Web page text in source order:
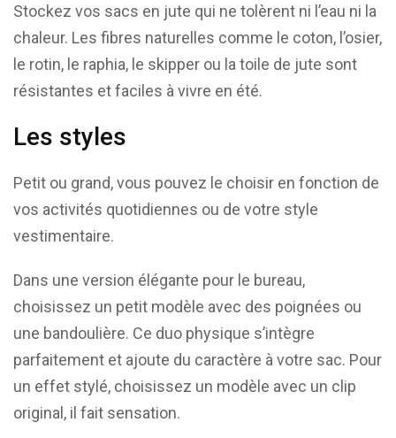
Stockez vos sacs en jute qui ne tolèrent ni l’eau ni la
chaleur. Les fibres naturelles comme le coton, l’osier,
le rotin, le raphia, le skipper ou la toile de jute sont
résistantes et faciles à vivre en été.
Les styles
Petit ou grand, vous pouvez le choisir en fonction de
vos activités quotidiennes ou de votre style
vestimentaire.
Dans une version élégante pour le bureau,
choisissez un petit modèle avec des poignées ou
une bandoulière. Ce duo physique s’intègre
parfaitement et ajoute du caractère à votre sac. Pour
un effet stylé, choisissez un modèle avec un clip
original, il fait sensation.